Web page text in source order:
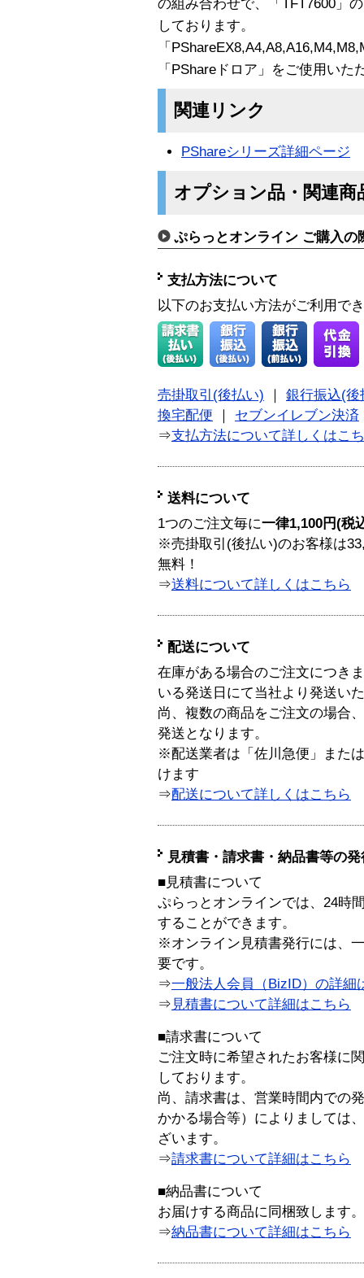
の組み合わせで、「TFT7600」
しております。
「
「PShareドロア」をご使用い
関連リンク
PShareシリーズ詳細ページ
オプション品・関連商
ぷらっとオンライン ご購入の
支払方法について
以下のお支払い方法がご利用で
売掛取引(後払い)
銀行振込(後
換宅配便
セブンイレブン決済
⇒支払方法について詳しくはこ
送料について
1つのご注文毎に一律1,100円(税
※売掛取引(後払い)のお客様は
無料！
⇒送料について詳しくはこちら
配送について
在庫がある場合のご注文につき
いる発送日にて当社より発送い
尚、複数の商品をご注文の場合
発送となります。
※配送業者は「佐川急便」また
けます
⇒配送について詳しくはこちら
見積書・請求書・納品書等の
■見積書について
ぷらっとオンラインでは、24時
することができます。
※オンライン見積書発行には、
要です。
⇒一般法人会員（BizID）の詳細
⇒ 見積書について詳細はこちら
■請求書について
ご注文時に希望されたお客様に
しております。
尚、請求書は、営業時間内での
かかる場合等）によりましては
ざいます。
⇒請求書について詳細はこちら
■納品書について
お届けする商品に同梱致します。
⇒納品書について詳細はこちら